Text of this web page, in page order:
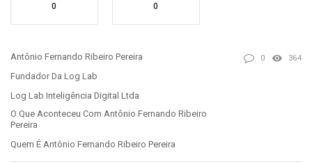
0 0
Antônio Fernando Ribeiro Pereira
Fundador Da Log Lab
Log Lab Inteligência Digital Ltda
O Que Aconteceu Com Antônio Fernando Ribeiro
Pereira
Quem É Antônio Fernando Ribeiro Pereira
0 364